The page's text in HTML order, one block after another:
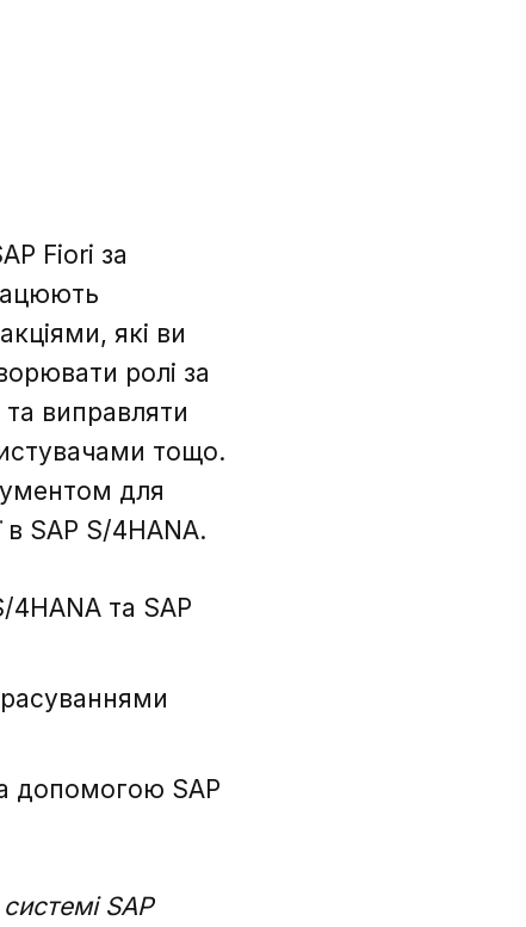
Fiori за
які ви
ролі за
виправляти
тощо.
для
в SAP S/4HANA.
4HANA та SAP
допомогою SAP
SAP